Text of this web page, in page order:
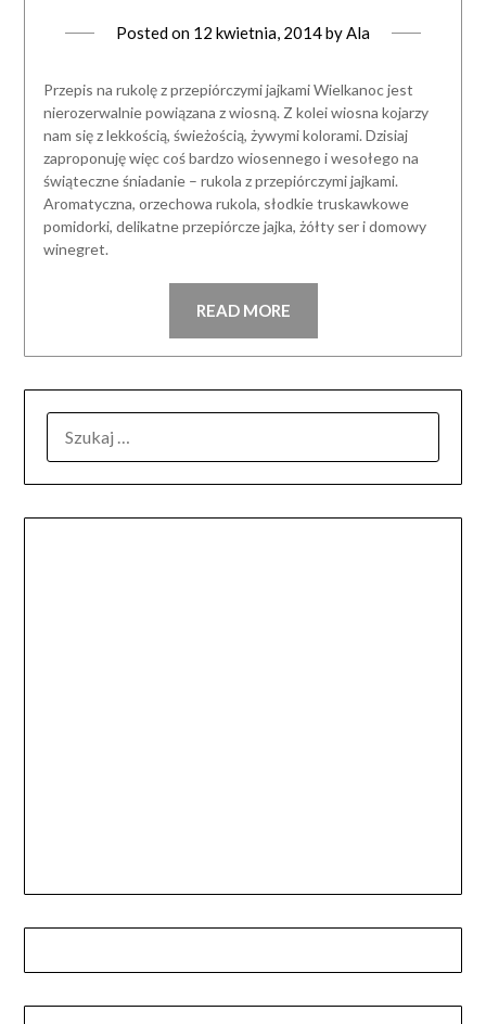
Posted on 12 kwietnia, 2014byAla
Przepis na rukolę z przepiórczymi jajkami Wielkanoc jest
nierozerwalnie powiązana z wiosną. Z kolei wiosna kojarzy
nam się z lekkością, świeżością, żywymi kolorami. Dzisiaj
zaproponuję więc coś bardzo wiosennego i wesołego na
świąteczne śniadanie – rukola z przepiórczymi jajkami.
Aromatyczna, orzechowa rukola, słodkie truskawkowe
pomidorki, delikatne przepiórcze jajka, żółty ser i domowy
winegret.
READ MORE